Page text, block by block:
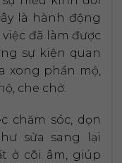
là hành động
đã làm được
sự kiện quan
xong phần mộ,
che chở.
chăm sóc, dọn
sửa sang lại
ở cõi âm, giúp